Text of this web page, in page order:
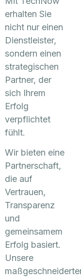
erhalten Sie
nicht nur einen
Dienstleister,
sondern einen
strategischen
Partner, der
sich Ihrem
Erfolg
verpflichtet
fühlt.
Wir bieten eine
Partnerschaft,
die auf
Vertrauen,
Transparenz
und
gemeinsamem
Erfolg basiert.
Unsere